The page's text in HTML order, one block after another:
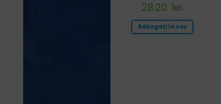
28.20 lei
Adăugați în coș